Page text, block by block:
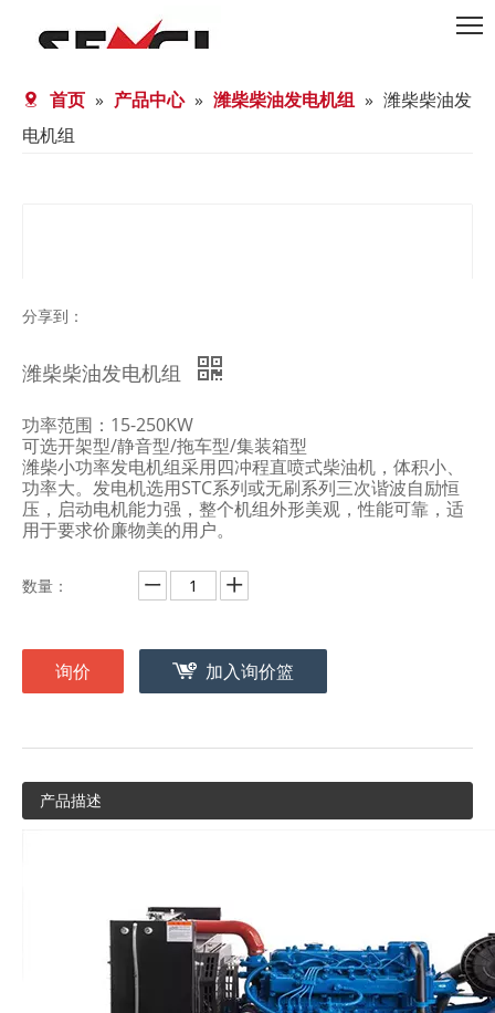
首页 » 产品中心 » 潍柴柴油发电机组 » 潍柴柴油发
电机组
分享到：
潍柴柴油发电机组
功率范围：15-250KW
可选开架型/静音型/拖车型/集装箱型
潍柴小功率发电机组采用四冲程直喷式柴油机，体积小、
功率大。发电机选用STC系列或无刷系列三次谐波自励恒
压，启动电机能力强，整个机组外形美观，性能可靠，适
用于要求价廉物美的用户。
数量：
询价 加入询价篮
产品描述